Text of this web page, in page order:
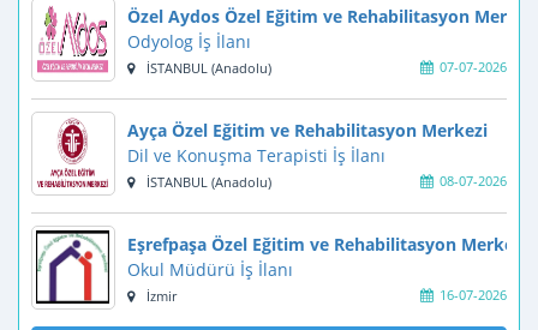
Özel Aydos Özel Eğitim ve Rehabilitasyon
Odyolog İş İlanı
07-07-2026
İSTANBUL (Anadolu)
Ayça Özel Eğitim ve Rehabilitasyon Merkezi
Dil ve Konuşma Terapisti İş İlanı
08-07-2026
İSTANBUL (Anadolu)
Eşrefpaşa Özel Eğitim ve Rehabilitasyon Merkezi
Okul Müdürü İş İlanı
16-07-2026
İzmir